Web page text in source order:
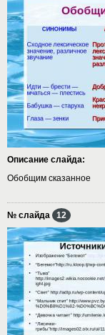
Описание слайда:
Обобщим сказанное
№ слайда 12